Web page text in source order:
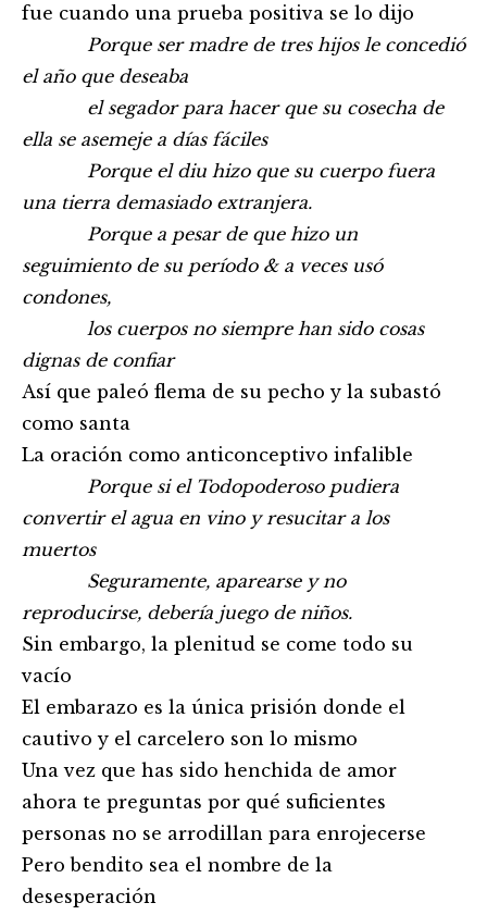
fue cuando una prueba positiva se lo dijo
Porque ser madre de tres hijos le concedió
el año que deseaba
el segador para hacer que su cosecha de
ella se asemeje a días fáciles
Porque el diu hizo que su cuerpo fuera
una tierra demasiado extranjera.
Porque a pesar de que hizo un
seguimiento de su período & a veces usó
condones,
los cuerpos no siempre han sido cosas
dignas de confiar
Así que paleó flema de su pecho y la subastó
como santa
La oración como anticonceptivo infalible
Porque si el Todopoderoso pudiera
convertir el agua en vino y resucitar a los
muertos
Seguramente, aparearse y no
reproducirse, debería juego de niños.
Sin embargo, la plenitud se come todo su
vacío
El embarazo es la única prisión donde el
cautivo y el carcelero son lo mismo
Una vez que has sido henchida de amor
ahora te preguntas por qué suficientes
personas no se arrodillan para enrojecerse
Pero bendito sea el nombre de la
desesperación